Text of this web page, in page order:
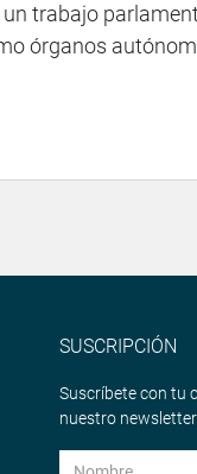
trabajo
órganos
SUSCRIPCIÓN
Suscríbete con tu
nuestro newsletter.